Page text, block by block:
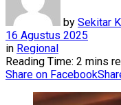
by Sekitar
16 Agustus 2025
in Regional
Reading Time: 2 mins
Share on Facebook